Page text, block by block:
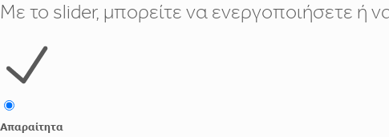
Με το slider, μπορείτε να ενεργοποιήσετε ή
Απαραίτητα